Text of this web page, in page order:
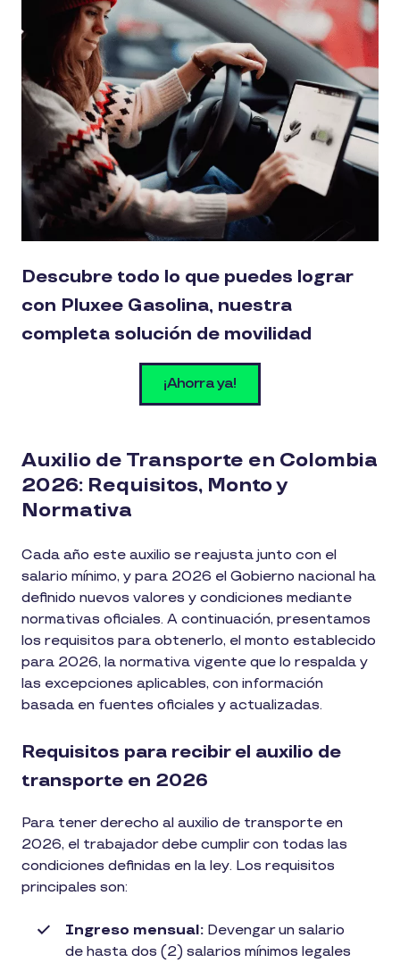
Descubre todo lo que puedes lograr
con Pluxee Gasolina, nuestra
completa solución de movilidad
¡Ahorra ya!
Auxilio de Transporte en Colombia
2026: Requisitos, Monto y
Normativa
Cada año este auxilio se reajusta junto con el
salario mínimo, y para 2026 el Gobierno nacional ha
definido nuevos valores y condiciones mediante
normativas oficiales. A continuación, presentamos
los requisitos para obtenerlo, el monto establecido
para 2026, la normativa vigente que lo respalda y
las excepciones aplicables, con información
basada en fuentes oficiales y actualizadas.
Requisitos para recibir el auxilio de
transporte en 2026
Para tener derecho al auxilio de transporte en
2026, el trabajador debe cumplir con todas las
condiciones definidas en la ley. Los requisitos
principales son:
Ingreso mensual: Devengar un salario
de hasta dos (2) salarios mínimos legales